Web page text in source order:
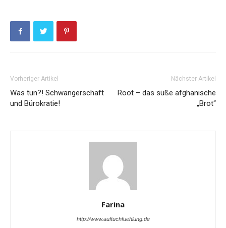
Vorheriger Artikel
Was tun?! Schwangerschaft
und Bürokratie!
Nächster Artikel
Root – das süße afghanische
„Brot“
Farina
http://www.auftuchfuehlung.de